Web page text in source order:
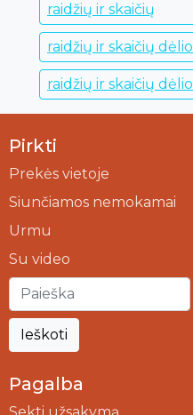
raidžių ir skaičių
raidžių ir skaičių
raidžių ir skaičių
Pirkti
Prekės vietoje
Siunčiamos nemokamai
Urmu
Su video
Ieškoti
Pagalba